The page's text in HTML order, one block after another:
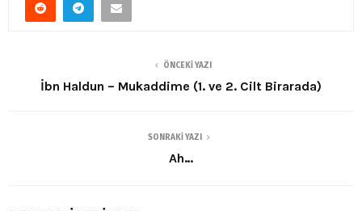
ÖNCEKI YAZI
İbn Haldun – Mukaddime (1. ve 2. Cilt Birarada)
SONRAKI YAZI
Ah…